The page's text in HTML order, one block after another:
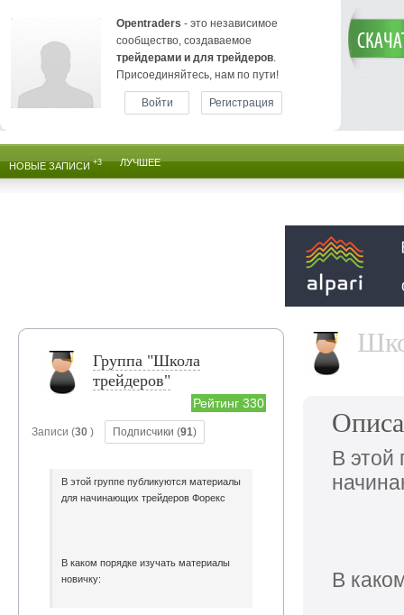
Opentraders - это независимое
сообщество, создаваемое
трейдерами и для трейдеров
Присоединяйтесь, нам по пути!
Войти Регистрация
НОВЫЕ ЗАПИСИ +3 ЛУЧШЕЕ
Группа "Школа
трейдеров"
Рейтинг 330
Записи (30 ) Подписчики (91)
В этой группе публикуются материалы
для начинающих трейдеров Форекс
В каком порядке изучать материалы
новичку:
В этой
В